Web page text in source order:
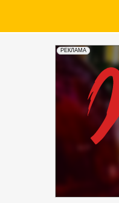
РЕКЛАМА